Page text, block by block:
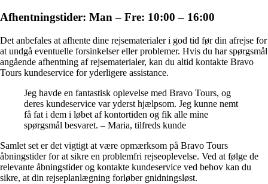
Afhentningstider: Man – Fre: 10:00 – 16:00
Det anbefales at afhente dine rejsematerialer i god tid før din afrejse for
at undgå eventuelle forsinkelser eller problemer. Hvis du har spørgsmål
angående afhentning af rejsematerialer, kan du altid kontakte Bravo
Tours kundeservice for yderligere assistance.
Jeg havde en fantastisk oplevelse med Bravo Tours, og
deres kundeservice var yderst hjælpsom. Jeg kunne nemt
få fat i dem i løbet af kontortiden og fik alle mine
spørgsmål besvaret. – Maria, tilfreds kunde
Samlet set er det vigtigt at være opmærksom på Bravo Tours
åbningstider for at sikre en problemfri rejseoplevelse. Ved at følge de
relevante åbningstider og kontakte kundeservice ved behov kan du
sikre, at din rejseplanlægning forløber gnidningsløst.